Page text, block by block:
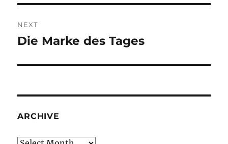
NEXT
Next
Die Marke des Tages
ARCHIVE